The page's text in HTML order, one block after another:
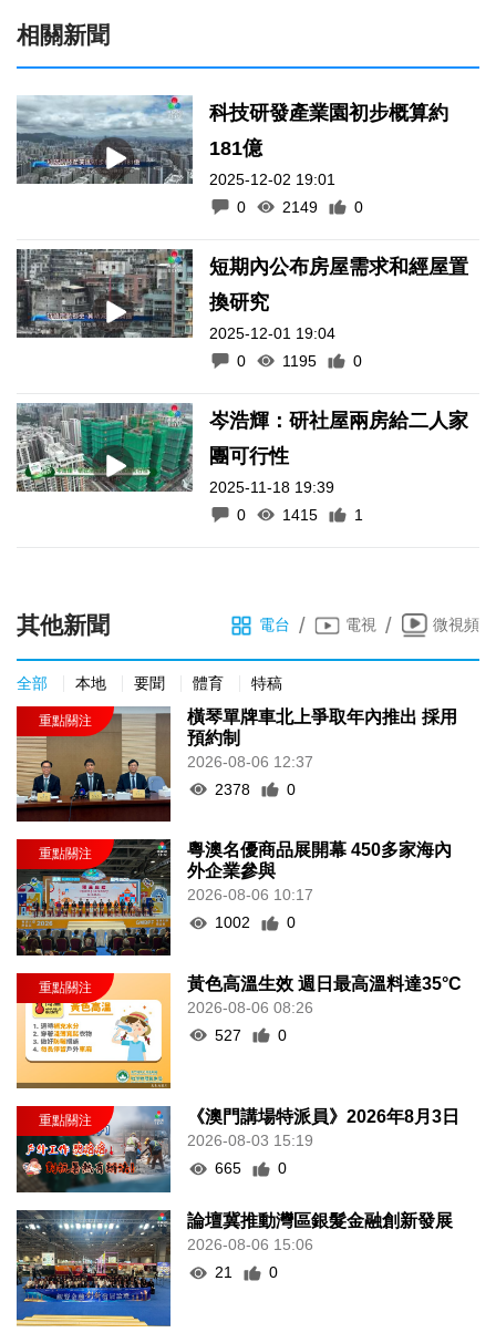
相關新聞
科技研發產業園初步概算約
181億
2025-12-02 19:01
0
2149 0
短期內公布房屋需求和經屋置
換研究
2025-12-01 19:04
0
1195 0
岑浩輝：研社屋兩房給二人家
團可行性
2025-11-18 19:39
0
1415 1
其他新聞 電台 / 電視 / 微視頻
全部 本地 要聞 體育 特稿
橫琴單牌車北上爭取年內推出 採用
預約制
2026-08-06 12:37
2378
0
粵澳名優商品展開幕 450多家海內
外企業參與
2026-08-06 10:17
1002
0
黃色高溫生效 週日最高溫料達35°C
2026-08-06 08:26
527
0
《澳門講場特派員》2026年8月3日
2026-08-03 15:19
665
0
論壇冀推動灣區銀髮金融創新發展
2026-08-06 15:06
21
0